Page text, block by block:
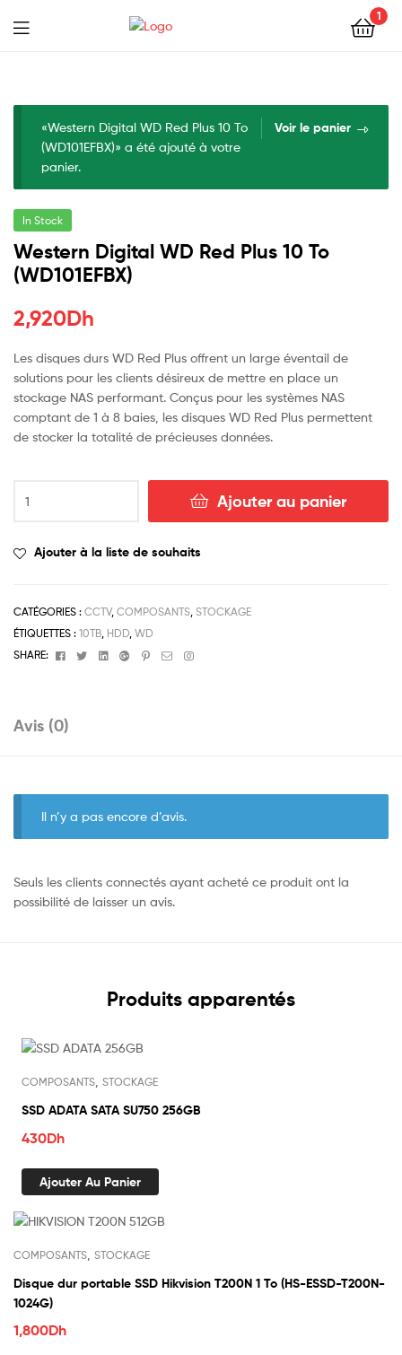
1
Voir le panier
«Western Digital WD Red Plus 10 To
(WD101EFBX)» a été ajouté à votre
panier.
In Stock
Western Digital WD Red Plus 10 To
(WD101EFBX)
2,920Dh
Les disques durs WD Red Plus offrent un large éventail de
solutions pour les clients désireux de mettre en place un
stockage NAS performant. Conçus pour les systèmes NAS
comptant de 1 à 8 baies, les disques WD Red Plus permettent
de stocker la totalité de précieuses données.
Ajouter au panier
Ajouter à la liste de souhaits
CATÉGORIES : CCTV, COMPOSANTS STOCKAGE
ÉTIQUETTES : 10TB HDD WD
SHARE:
FacebookTwitterLinkedinGoogle+Pinterest
EmailInstagram
Avis (0)
Il n’y a pas encore d’avis.
Seuls les clients connectés ayant acheté ce produit ont la
possibilité de laisser un avis.
Produits apparentés
COMPOSANTS, STOCKAGE
SSD ADATA SATA SU750 256GB
430Dh
Ajouter Au Panier
COMPOSANTS STOCKAGE
Disque dur portable SSD Hikvision T200N 1 To (HS-ESSD-T200N-
1024G)
1,800Dh